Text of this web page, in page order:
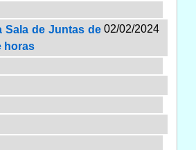
Sala de Juntas de
horas
02/02/2024